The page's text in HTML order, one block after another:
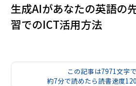
生成AIがあなたの英語の
習でのICT活用方法
この記事は7971文字で
約7分で読めたら読書速度